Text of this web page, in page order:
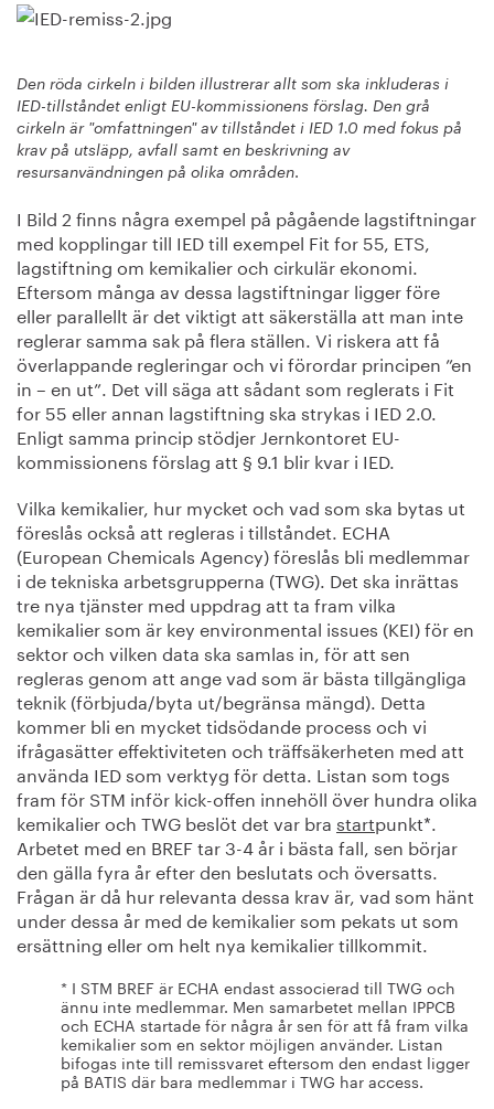
Den röda cirkeln i bilden illustrerar allt som ska inkluderas i
IED-tillståndet enligt EU-kommissionens förslag. Den grå
cirkeln är "omfattningen" av tillståndet i IED 1.0 med fokus på
krav på utsläpp, avfall samt en beskrivning av
resursanvändningen på olika områden.
I Bild 2 finns några exempel på pågående lagstiftningar
med kopplingar till IED till exempel Fit for 55, ETS,
lagstiftning om kemikalier och cirkulär ekonomi.
Eftersom många av dessa lagstiftningar ligger före
eller parallellt är det viktigt att säkerställa att man inte
reglerar samma sak på flera ställen. Vi riskera att få
överlappande regleringar och vi förordar principen ”en
in – en ut”. Det vill säga att sådant som reglerats i Fit
for 55 eller annan lagstiftning ska strykas i IED 2.0.
Enligt samma princip stödjer Jernkontoret EU-
kommissionens förslag att § 9.1 blir kvar i IED.
Vilka kemikalier, hur mycket och vad som ska bytas ut
föreslås också att regleras i tillståndet. ECHA
(European Chemicals Agency) föreslås bli medlemmar
i de tekniska arbetsgrupperna (TWG). Det ska inrättas
tre nya tjänster med uppdrag att ta fram vilka
kemikalier som är key environmental issues (KEI) för en
sektor och vilken data ska samlas in, för att sen
regleras genom att ange vad som är bästa tillgängliga
teknik (förbjuda/byta ut/begränsa mängd). Detta
kommer bli en mycket tidsödande process och vi
ifrågasätter effektiviteten och träffsäkerheten med att
använda IED som verktyg för detta. Listan som togs
fram för STM inför kick-offen innehöll över hundra olika
kemikalier och TWG beslöt det var bra startpunkt*.
Arbetet med en BREF tar 3-4 år i bästa fall, sen börjar
den gälla fyra år efter den beslutats och översatts.
Frågan är då hur relevanta dessa krav är, vad som hänt
under dessa år med de kemikalier som pekats ut som
ersättning eller om helt nya kemikalier tillkommit.
* I STM BREF är ECHA endast associerad till TWG och
ännu inte medlemmar. Men samarbetet mellan IPPCB
och ECHA startade för några år sen för att få fram vilka
kemikalier som en sektor möjligen använder. Listan
bifogas inte till remissvaret eftersom den endast ligger
på BATIS där bara medlemmar i TWG har access.